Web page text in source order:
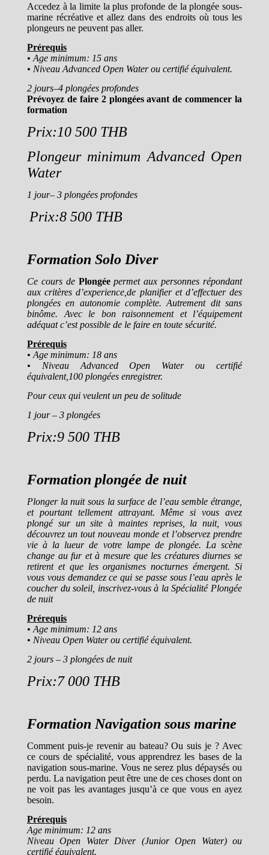
Accedez à la limite la plus profonde de la plongée sous-
marine récréative et allez dans des endroits où tous les
plongeurs ne peuvent pas aller.
Prérequis
• Age minimum: 15 ans
• Niveau Advanced Open Water ou certifié équivalent.
2 jours–4 plongées profondes
Prévoyez de faire 2 plongées avant de commencer la
formation
Prix:10 500 THB
Plongeur minimum Advanced Open
Water
1 jour– 3 plongées profondes
Prix:8 500 THB
Formation Solo Diver
Ce cours de Plongéepermet aux personnes répondant
aux critères d’experience,de planifier et d’effectuer des
plongées en autonomie complète. Autrement dit sans
binôme. Avec le bon raisonnement et l’équipement
adéquat c’est possible de le faire en toute sécurité.
Prérequis
• Age minimum: 18 ans
• Niveau Advanced Open Water ou certifié
équivalent,100 plongées enregistrer.
Pour ceux qui veulent un peu de solitude
1 jour – 3 plongées
Prix:9 500 THB
Formation plongée de nuit
Plonger la nuit sous la surface de l’eau semble étrange,
et pourtant tellement attrayant. Même si vous avez
plongé sur un site à maintes reprises, la nuit, vous
découvrez un tout nouveau monde et l’observez prendre
vie à la lueur de votre lampe de plongée. La scène
change au fur et à mesure que les créatures diurnes se
retirent et que les organismes nocturnes émergent. Si
vous vous demandez ce qui se passe sous l’eau après le
coucher du soleil, inscrivez-vous à la Spécialité Plongée
de nuit
Prérequis
• Age minimum: 12 ans
• Niveau Open Water ou certifié équivalent.
2 jours – 3 plongées de nuit
Prix:7 000 THB
Formation Navigation sous marine
Comment puis-je revenir au bateau? Ou suis je ? Avec
ce cours de spécialité, vous apprendrez les bases de la
navigation sous-marine. Vous ne serez plus dépaysés ou
perdu. La navigation peut être une de ces choses dont on
ne voit pas les avantages jusqu’à ce que vous en ayez
besoin.
Prérequis
Age minimum: 12 ans
Niveau Open Water Diver (Junior Open Water) ou
certifié équivalent.